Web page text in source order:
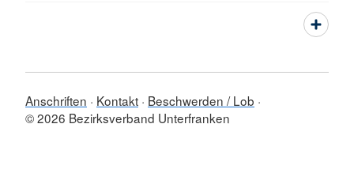
Anschriften Kontakt Beschwerden / Lob
© 2026 Bezirksverband Unterfranken